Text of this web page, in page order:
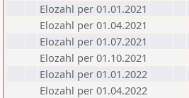
Elozahl per 01.01.2021
Elozahl per 01.04.2021
Elozahl per 01.07.2021
Elozahl per 01.10.2021
Elozahl per 01.01.2022
Elozahl per 01.04.2022